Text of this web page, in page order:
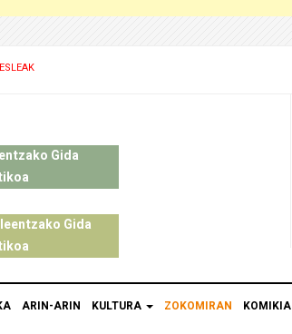
Gida
Gida
ARIN-ARIN KULTURA ZOKOMIRAN KOMIKIA